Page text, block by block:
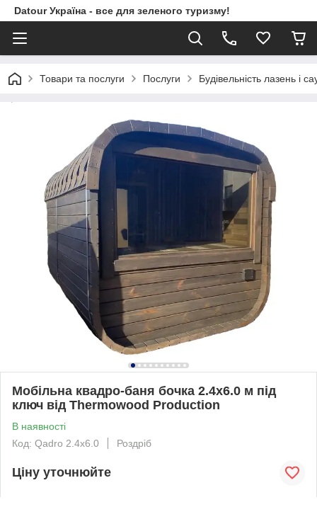
Datour Україна - все для зеленого туризму!
Товари та послуги Послуги Будівельність лазень і
Мобільна квадро-баня бочка 2.4x6.0 м під
ключ від Thermowood Production
В наявності
Код: Qadro 2.4x6.0
Роздріб
Ціну уточнюйте